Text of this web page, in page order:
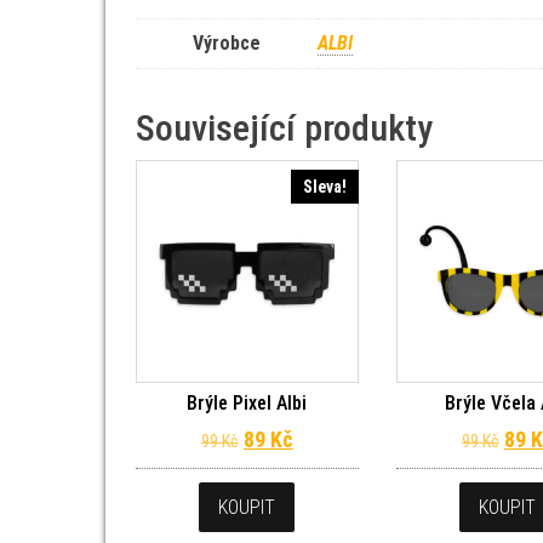
Výrobce ALBI
Související produkty
Sleva!
Brýle Pixel Albi
99Kč Původní cena byla: 99 Kč.
89 KčAktuální cena je: 89 Kč.
KOUPIT
Brýle Včela
99Kč 89
KOUPIT